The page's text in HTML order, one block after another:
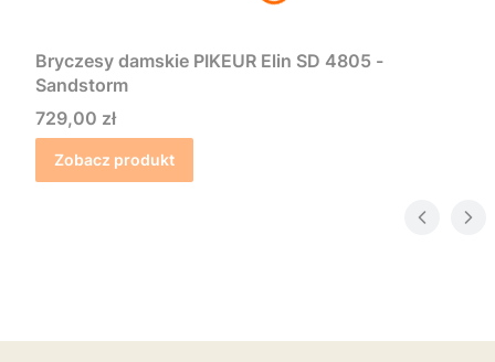
Bryczesy damskie PIKEUR Elin SD 4805 -
Sandstorm
Cena
729,00 zł
Zobacz produkt